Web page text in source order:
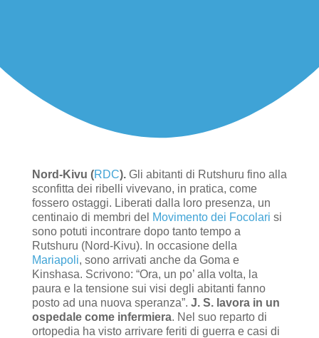
Nord-Kivu (RDC).Gli abitanti di Rutshuru fino alla
sconfitta dei ribelli vivevano, in pratica, come
fossero ostaggi. Liberati dalla loro presenza, un
centinaio di membri del Movimento dei Focolari si
sono potuti incontrare dopo tanto tempo a
Rutshuru (Nord-Kivu). In occasione della
Mariapoli, sono arrivati anche da Goma e
Kinshasa. Scrivono: “Ora, un po’ alla volta, la
paura e la tensione sui visi degli abitanti fanno
posto ad una nuova speranza”. J. S. lavora in un
ospedale come infermiera. Nel suo reparto di
ortopedia ha visto arrivare feriti di guerra e casi di